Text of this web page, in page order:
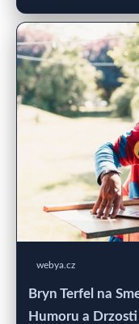
webya.cz
Bryn Terfel na
Humoru a Drzosti